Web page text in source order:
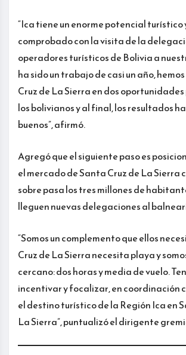
“Ica tiene un enorme potencial turístico
comprobado con la visita de la
operadores turísticos de Bolivia a
ha sido un trabajo de casi un año,
Cruz de La Sierra en dos
los bolivianos y al final, los resultados
buenos”, afirmó.
Agregó que el siguiente paso es
el mercado de Santa Cruz de La Sierra
sobre pasa los tres millones de
lleguen nuevas delegaciones al
“Somos un complemento que ellos
Cruz de La Sierra necesita playa y
cercano: dos horas y media de vuelo.
incentivar y focalizar, en coordinación
el destino turístico de la Región Ica en
La Sierra”, puntualizó el dirigente